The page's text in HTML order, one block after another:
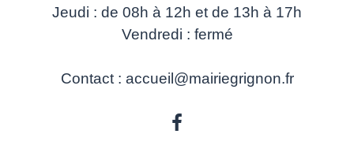
Jeudi : de 08h à 12h et de 13h à 17h
Vendredi : fermé
Contact : accueil@mairiegrignon.fr